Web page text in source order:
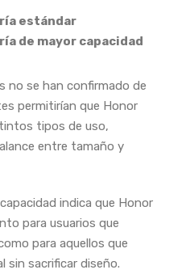
estándar
de mayor capacidad
no se han confirmado de
permitirían que Honor
tipos de uso,
entre tamaño y
indica que Honor
para usuarios que
para aquellos que
sin sacrificar diseño.